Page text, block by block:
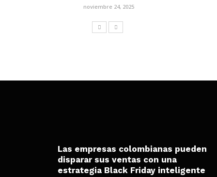
noviembre 24, 2025
Las empresas colombianas pueden
disparar sus ventas con una
estrategia Black Friday inteligente